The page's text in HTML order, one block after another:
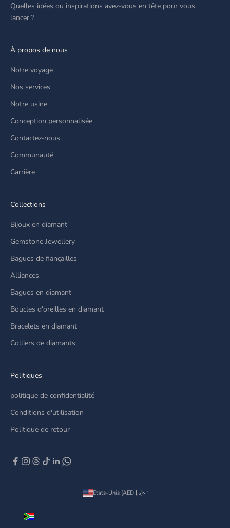
Quelles idées ou inspirations avez-vous en tête pour vous
lancer ?
À propos de nous
Notre voyage
Nos services
Notre usine
Conception personnalisée
Contactez-nous
Communauté
Carrière
Collections
Bijoux en diamant
Gemstone Jewellery
Bagues de fiançailles
Alliances
Bagues en diamant
Boucles d'oreilles en diamant
Bracelets en diamant
Colliers de diamants
Politiques
politique de confidentialité
Conditions d'utilisation
Politique de retour
États-Unis (AED د.إ)